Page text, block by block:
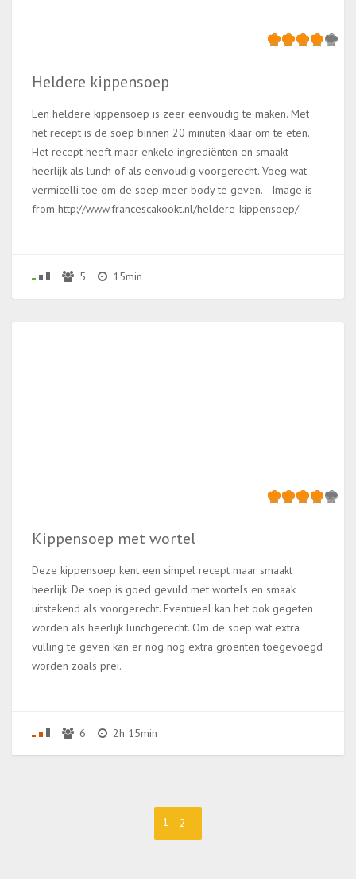
Heldere kippensoep
Een heldere kippensoep is zeer eenvoudig te maken. Met
het recept is de soep binnen 20 minuten klaar om te eten.
Het recept heeft maar enkele ingrediënten en smaakt
heerlijk als lunch of als eenvoudig voorgerecht. Voeg wat
vermicelli toe om de soep meer body te geven. Image is
from http://www.francescakookt.nl/heldere-kippensoep/
5 15min
Kippensoep met wortel
Deze kippensoep kent een simpel recept maar smaakt
heerlijk. De soep is goed gevuld met wortels en smaak
uitstekend als voorgerecht. Eventueel kan het ook gegeten
worden als heerlijk lunchgerecht. Om de soep wat extra
vulling te geven kan er nog nog extra groenten toegevoegd
worden zoals prei.
6 2h 15min
1 2